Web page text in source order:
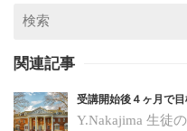
関連記事
受講開始後４ヶ月で
Y.Nakajima 生徒